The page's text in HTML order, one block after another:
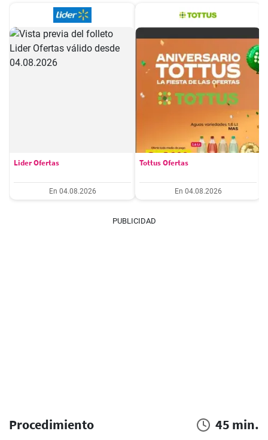
Lider Ofertas
En 04.08.2026
Tottus Ofertas
En 04.08.2026
PUBLICIDAD
Procedimiento 45 min.